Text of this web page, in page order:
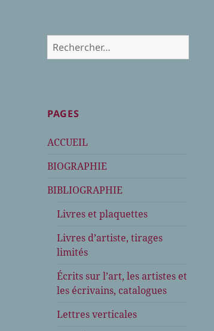
Rechercher :
PAGES
ACCUEIL
BIOGRAPHIE
BIBLIOGRAPHIE
Livres et plaquettes
Livres d’artiste, tirages
limités
Écrits sur l’art, les artistes et
les écrivains, catalogues
Lettres verticales